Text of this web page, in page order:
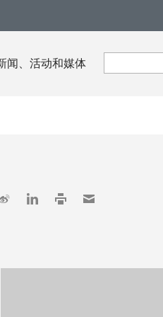
闻、活动和媒体